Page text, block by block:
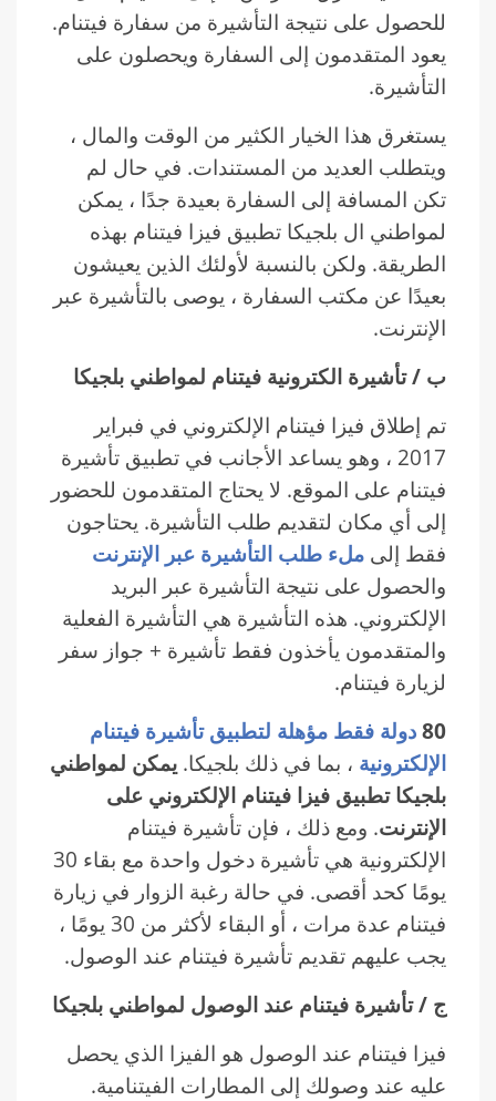
للحصول على نتيجة التأشيرة من سفارة فيتنام.
يعود المتقدمون إلى السفارة ويحصلون على
التأشيرة.
يستغرق هذا الخيار الكثير من الوقت والمال ،
ويتطلب العديد من المستندات. في حال لم
تكن المسافة إلى السفارة بعيدة جدًا ، يمكن
لمواطني ال بلجيكا تطبيق فيزا فيتنام بهذه
الطريقة. ولكن بالنسبة لأولئك الذين يعيشون
بعيدًا عن مكتب السفارة ، يوصى بالتأشيرة عبر
الإنترنت.
ب / تأشيرة الكترونية فيتنام لمواطني بلجيكا
تم إطلاق فيزا فيتنام الإلكتروني في فبراير
2017 ، وهو يساعد الأجانب في تطبيق تأشيرة
فيتنام على الموقع. لا يحتاج المتقدمون للحضور
إلى أي مكان لتقديم طلب التأشيرة. يحتاجون
فقط إلى ملء طلب التأشيرة عبر الإنترنت
والحصول على نتيجة التأشيرة عبر البريد
الإلكتروني. هذه التأشيرة هي التأشيرة الفعلية
والمتقدمون يأخذون فقط تأشيرة + جواز سفر
لزيارة فيتنام.
80 دولة فقط مؤهلة لتطبيق تأشيرة فيتنام
الإلكترونية ، بما في ذلك بلجيكا. يمكن لمواطني
بلجيكا تطبيق فيزا فيتنام الإلكتروني على
الإنترنت. ومع ذلك ، فإن تأشيرة فيتنام
الإلكترونية هي تأشيرة دخول واحدة مع بقاء 30
يومًا كحد أقصى. في حالة رغبة الزوار في زيارة
فيتنام عدة مرات ، أو البقاء لأكثر من 30 يومًا ،
يجب عليهم تقديم تأشيرة فيتنام عند الوصول.
ج / تأشيرة فيتنام عند الوصول لمواطني بلجيكا
فيزا فيتنام عند الوصول هو الفيزا الذي يحصل
عليه عند وصولك إلى المطارات الفيتنامية.